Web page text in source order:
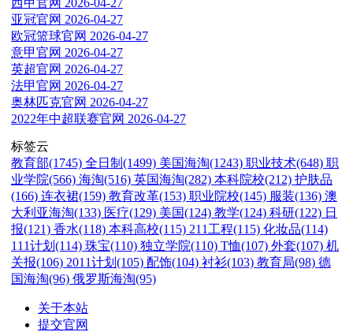
亚冠官网 2026-04-27
欧冠篮球官网 2026-04-27
意甲官网 2026-04-27
英超官网 2026-04-27
法甲官网 2026-04-27
奥林匹克官网 2026-04-27
2022年中超联赛官网 2026-04-27
标签云
教育部(1745) 全日制(1499) 美国海淘(1243) 职业技术(648) 职
业学院(566) 海淘(516) 英国海淘(282) 本科院校(212) 护肤品
(166) 连衣裙(159) 教育改革(153) 职业院校(145) 服装(136) 澳
大利亚海淘(133) 医疗(129) 美国(124) 教学(124) 科研(122) 日
报(121) 香水(118) 本科高校(115) 211工程(115) 化妆品(114)
111计划(114) 珠宝(110) 独立学院(110) T恤(107) 外套(107) 机
关报(106) 2011计划(105) 配饰(104) 衬衫(103) 教育局(98) 德
国海淘(96) 俄罗斯海淘(95)
关于本站
提交官网